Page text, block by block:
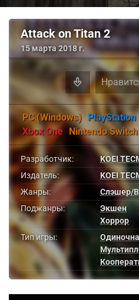
Attack on Titan 2
15 марта 2018 г.
PC (Windows) PlayStation
Xbox One Nintendo Switch
Разработчик:
KOEI
Издатель:
KOEI
Жанры:
Слэшер/
Поджанры:
Экшен
Хоррор
Тип игры: